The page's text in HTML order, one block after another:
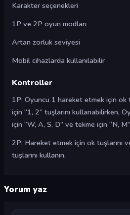
Karakter seçenekleri
1P ve 2P oyun modları
Artan zorluk seviyesi
Mobil cihazlarda kullanılabilir
Kontroller
1P: Oyuncu 1 hareket etmek için ok
için “1, 2” tuşlarını kullanabilirken,
için “W, A, S, D” ve tekme için “N,
2P: Hareket etmek için ok tuşlarını
tuşlarını kullanın.
Yorum yaz